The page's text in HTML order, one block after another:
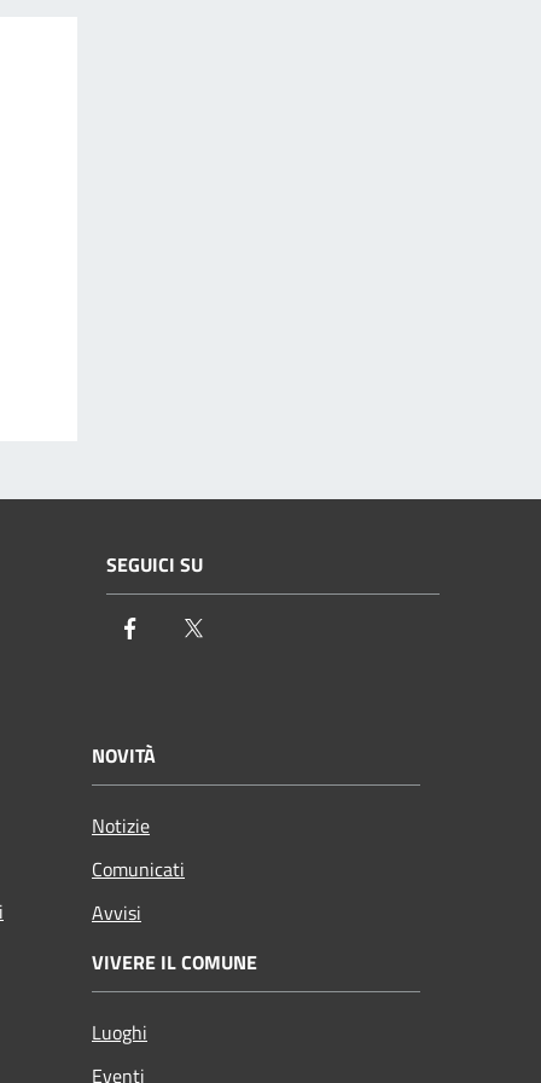
SEGUICI SU
Facebook
NOVITÀ
Notizie
Comunicati
Avvisi
VIVERE IL COMUNE
Luoghi
Eventi